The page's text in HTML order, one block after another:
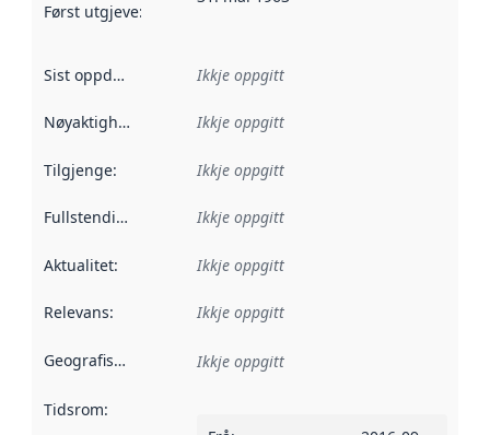
Først utgjeve:
Sist oppdatert Ikkje oppgitt
Nøyaktigheit Ikkje oppgitt
Tilgjenge: Ikkje oppgitt
Fullstendigheit Ikkje oppgitt
Aktualitet: Ikkje oppgitt
Relevans: Ikkje oppgitt
Geografisk område Ikkje oppgitt
Tidsrom: